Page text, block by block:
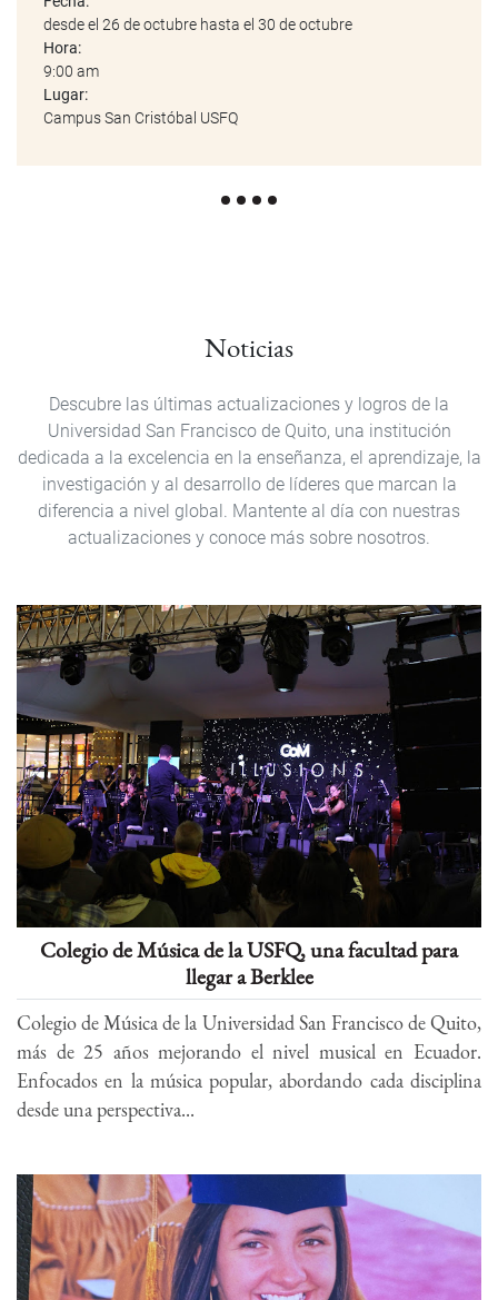
desde el 26 de octubre hasta el 30 de octubre
Hora:
9:00 am
Lugar:
Campus San Cristóbal USFQ
Noticias
Descubre las últimas actualizaciones y logros de la
Universidad San Francisco de Quito, una institución
dedicada a la excelencia en la enseñanza, el aprendizaje, la
investigación y al desarrollo de líderes que marcan la
diferencia a nivel global. Mantente al día con nuestras
actualizaciones y conoce más sobre nosotros.
Colegio de Música de la USFQ, una facultad para
llegar a Berklee
Colegio de Música de la Universidad San Francisco de Quito,
más de 25 años mejorando el nivel musical en Ecuador.
Enfocados en la música popular, abordando cada disciplina
desde una perspectiva...